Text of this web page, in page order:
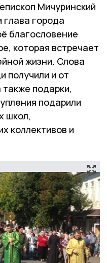
Мичуринский
города
благословение
которая встречает
жизни. Слова
получили и от
подарки,
подарили
школ,
коллективов и